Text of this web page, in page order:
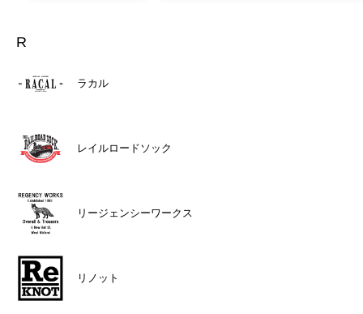
R
ラカル
レイルロードソック
リージェンシーワークス
リノット